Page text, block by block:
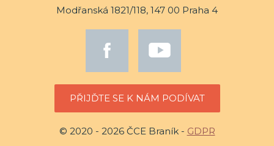
Modřanská 1821/118, 147 00 Praha 4
PŘIJĎTE SE K NÁM PODÍVAT
© 2020 - 2026 ČCE Braník - GDPR